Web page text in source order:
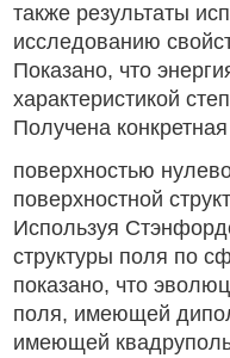
также результаты
исследованию
Показано, что
характеристикой
Получена
поверхностью
поверхностной
Используя
структуры поля по
показано, что
поля, имеющей
имеющей